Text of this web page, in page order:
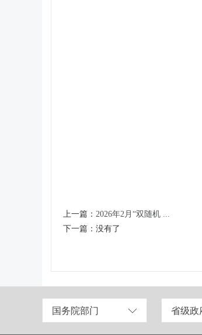
上一篇： 2026年2月“双随机 ...
下一篇： 没有了
国务院部门 省级政